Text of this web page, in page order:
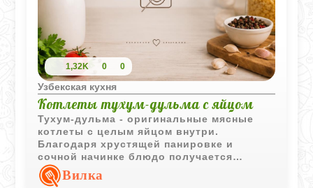
1,32K 0 0
Узбекская кухня
Котлеты тухум-дульма с яйцом
Тухум-дульма - оригинальные мясные
котлеты с целым яйцом внутри.
Благодаря хрустящей панировке и
сочной начинке блюдо получается
эффектным в разрезе и отлично
подходит как для повседневного, так и
Вилка